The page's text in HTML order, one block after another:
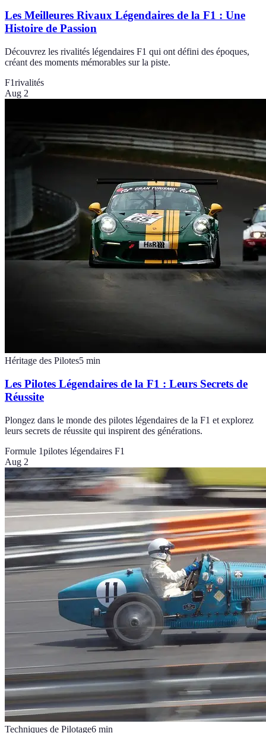
Les Meilleures Rivaux Légendaires de la F1 : Une
Histoire de Passion
Découvrez les rivalités légendaires F1 qui ont défini des époques,
créant des moments mémorables sur la piste.
F1rivalités
Aug 2
Héritage des Pilotes5 min
Les Pilotes Légendaires de la F1 : Leurs Secrets de
Réussite
Plongez dans le monde des pilotes légendaires de la F1 et explorez
leurs secrets de réussite qui inspirent des générations.
Formule 1pilotes légendaires F1
Aug 2
Techniques de Pilotage6 min